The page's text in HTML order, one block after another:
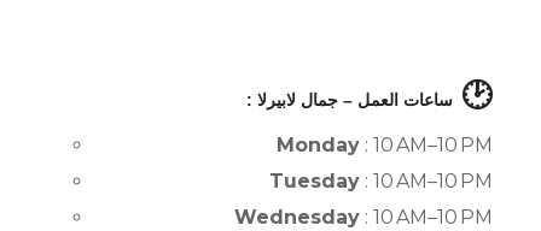
🕑 ساعات العمل – جمال لابيرلا :
Monday : 10 AM–10 PM
Tuesday : 10 AM–10 PM
Wednesday : 10 AM–10 PM